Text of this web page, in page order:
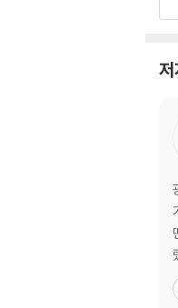
2.